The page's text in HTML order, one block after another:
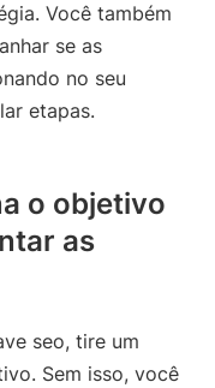
Você também
se as
no seu
etapas.
o objetivo
as
seo, tire um
Sem isso, você